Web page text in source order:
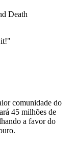
Death
it!"
comunidade do
45 milhões de
a favor do